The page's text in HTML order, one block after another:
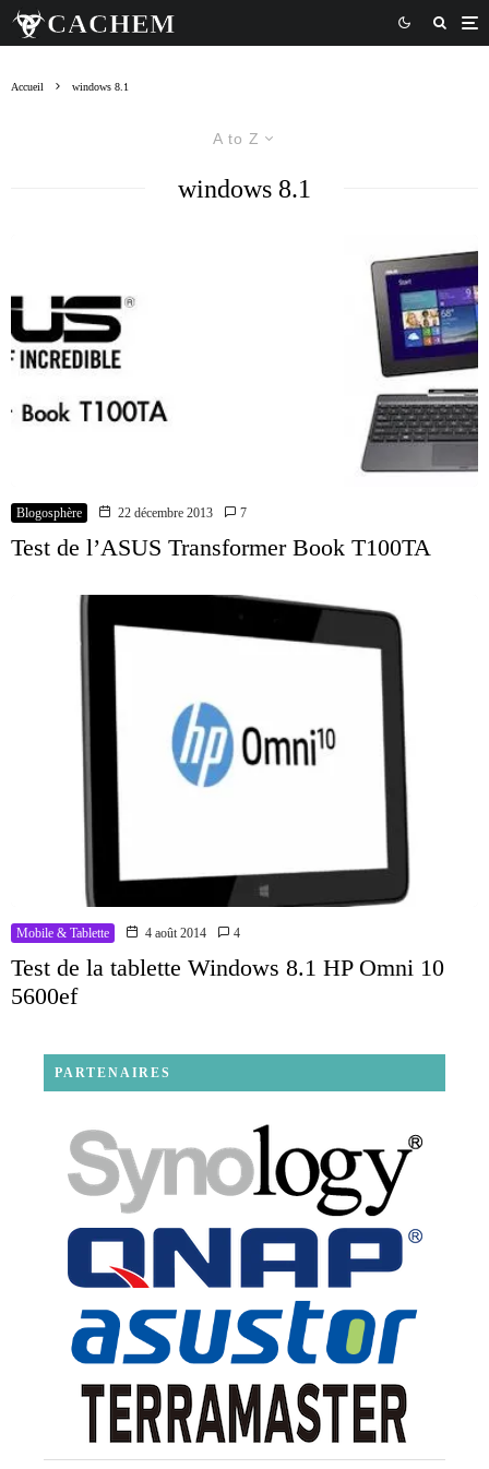
Accueil windows 8.1
A to Z
windows 8.1
Blogosphère 22 décembre 2013 7
Test de l’ASUS Transformer Book T100TA
Mobile & Tablette 4 août 2014 4
Test de la tablette Windows 8.1 HP Omni 10
5600ef
PARTENAIRES